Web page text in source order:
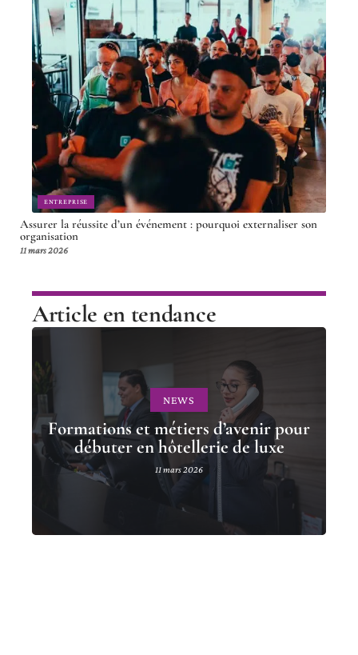
ENTREPRISE
Assurer la réussite d’un événement : pourquoi externaliser son
organisation
11 mars 2026
Article en tendance
NEWS
Formations et métiers d’avenir pour
débuter en hôtellerie de luxe
11 mars 2026